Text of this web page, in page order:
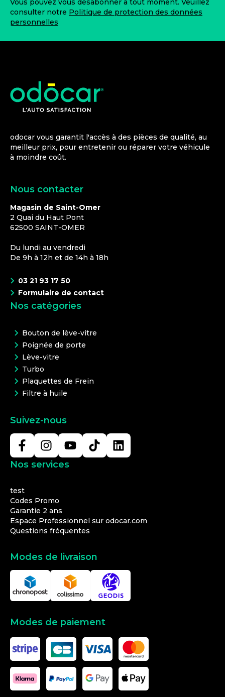
Vous pouvez vous désabonner à tout moment. Veuillez
consulter notre Politique de protection des données
personnelles
odocar vous garantit l'accès à des pièces de qualité, au
meilleur prix, pour entretenir ou réparer votre véhicule
à moindre coût.
Nous contacter
Magasin de Saint-Omer
2 Quai du Haut Pont
62500 SAINT-OMER
Du lundi au vendredi
De 9h à 12h et de 14h à 18h
03 21 93 17 50
Formulaire de contact
Nos catégories
Bouton de lève-vitre
Poignée de porte
Lève-vitre
Turbo
Plaquettes de Frein
Filtre à huile
Suivez-nous
Nos services
test
Codes Promo
Garantie 2 ans
Espace Professionnel sur odocar.com
Questions fréquentes
Modes de livraison
Modes de paiement